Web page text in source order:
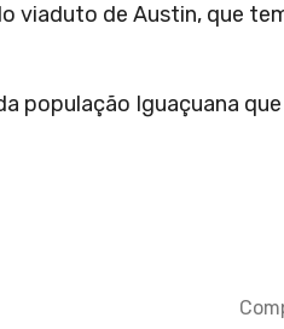
viaduto de Austin, que
população Iguaçuana